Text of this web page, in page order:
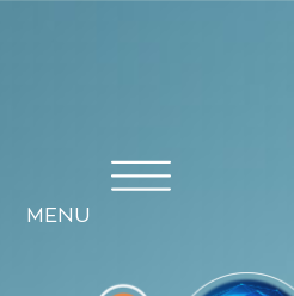
MENU